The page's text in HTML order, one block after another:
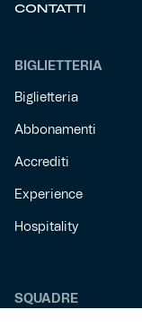
CONTATTI
BIGLIETTERIA
Biglietteria
Abbonamenti
Accrediti
Experience
Hospitality
SQUADRE